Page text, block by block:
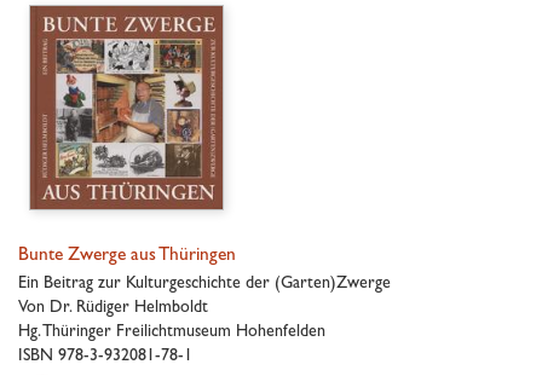
Bunte Zwerge aus Thüringen
Ein Beitrag zur Kulturgeschichte der (Garten)Zwerge
Von Dr. Rüdiger Helmboldt
Hg. Thüringer Freilichtmuseum Hohenfelden
ISBN 978-3-932081-78-1